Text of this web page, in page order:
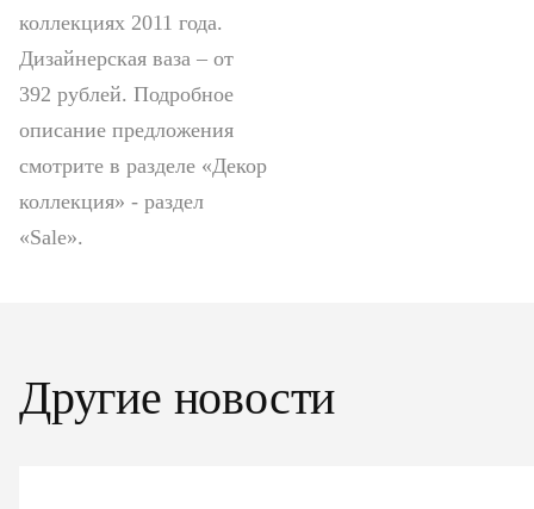
коллекциях 2011 года.
Дизайнерская ваза – от
392 рублей. Подробное
описание предложения
смотрите в разделе «Декор
коллекция» - раздел
«Sale».
Другие новости